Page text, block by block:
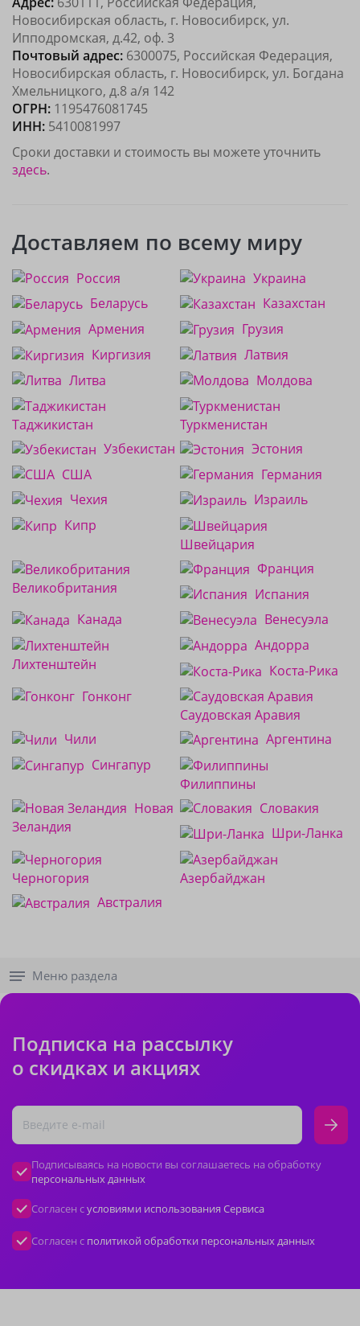
Новосибирская область, г. Новосибирск, ул.
Ипподромская, д.42, оф. 3
Почтовый адрес: 6300075, Российская Федерация,
Новосибирская область, г. Новосибирск, ул. Богдана
Хмельницкого, д.8 а/я 142
ОГРН: 1195476081745
ИНН: 5410081997
Сроки доставки и стоимость вы можете уточнить
здесь.
Доставляем по всему миру
Россия
Украина
Беларусь
Казахстан
Армения
Грузия
Киргизия
Латвия
Литва
Молдова
Таджикистан
Туркменистан
Узбекистан
Эстония
США
Германия
Чехия
Израиль
Кипр
Швейцария
Великобритания
Франция
Испания
Канада
Венесуэла
Лихтенштейн
Андорра
Коста-Рика
Гонконг
Саудовская Аравия
Чили
Аргентина
Сингапур
Филиппины
Новая
Зеландия
Словакия
Шри-Ланка
Черногория
Азербайджан
Австралия
Меню раздела
Подписка на рассылку
о скидках и акциях
Подписываясь на новости вы соглашаетесь на обработку
персональных данных
Согласен сусловиями использования Сервиса
Согласен с политикой обработки персональных данных